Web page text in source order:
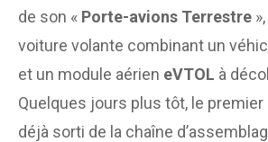
de son « Porte-avions Terrestre
voiture volante combinant un
et un module aérien eVTOL à
Quelques jours plus tôt, le
déjà sorti de la chaîne